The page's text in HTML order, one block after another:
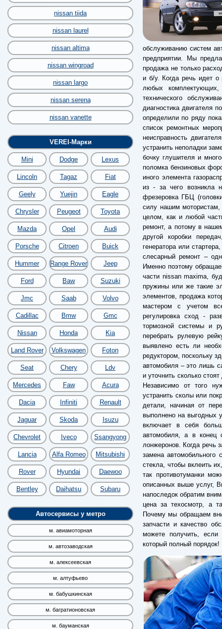
nissan tiida
nissan laurel
nissan altima
nissan wingroad
nissan largo
nissan serena
nissan vanette
VEREI-Марки
Mini Dodge Lexus
Lincoln Tagaz Fiat
Geely Yuejin Eagle
Chrysler Peugeot Toyota
Mazda Opel Audi
Porsche Citroen Buick
Hummer Range Rover Jeep
Ford Baw Suzuki
Jmc Saab Volvo
Cadillac Bmw Gmc
Nissan Honda Kia
Land Rover Volkswagen Foton
Seat Chery Ldv
Mercedes Faw Acura
Dacia Infiniti Renault
Jaguar Skoda Isuzu
Chevrolet Iveco Ssangyong
Lancia Alfa Romeo Mitsubishi
Rover Hyundai Daewoo
Bentley Daihatsu Subaru
Автосервисы у метро
м. авиамоторная
м. автозаводская
м. алексеевская
м. алтуфьево
м. бабушкинская
м. багратионовская
м. бауманская
обслуживанию систем
предприятии. Мы
продажа не только
и б/у. Когда речь идет о
любых
технического
диагностика двигателя
определили по ряду
список ремонтных
неисправность
устранить неполадки
бочку глушителя и
поломка бензиновых
иного элемента
из - за чего возникла
фрезеровка ГБЦ
силу нашим мотористам,
целом, как и любой
ремонт, а потому в
другой коробки
генератора или
слесарный ремонт –
Именно поэтому
части nissan maxima,
пружины или же такие
элементов, продажа
мастером с учетом
регулировка сход -
тормозной системы и
перебрать рулевую
выявлено есть ли
редуктором, поскольку
автомобиля – это лишь
и уточнить сколько
Независимо от того
устранить сколы или
детали, начиная от
выполнено на выгодных
включает в себя
автомобиля, а в конец
лонжеронов. Когда речь
замена автомобильного
стекла, чтобы вклеить
так противотуманки
описанных выше услуг,
напоследок обратим
цена за техосмотр, а
Почему мы обращаем
запчасти и качество
можете получить, если
который полный порядок!